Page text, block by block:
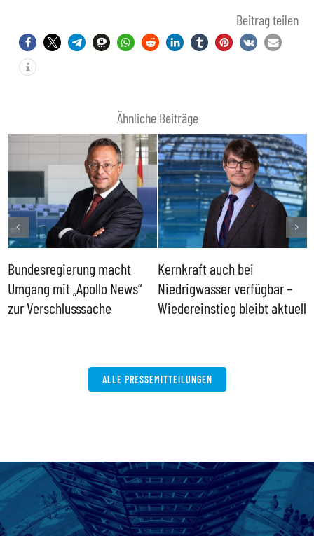
Beitrag teilen
Ähnliche Beiträge
Bundesregierung macht
Umgang mit „Apollo News“
zur Verschlusssache
Kernkraft auch bei
Niedrigwasser verfügbar –
Wiedereinstieg bleibt aktuell
ALLE PRESSEMITTEILUNGEN